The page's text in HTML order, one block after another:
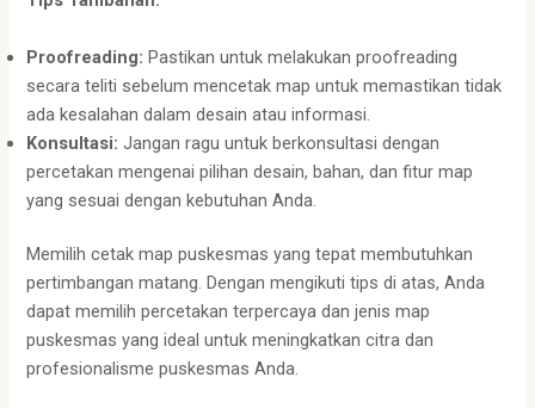
Proofreading: Pastikan untuk melakukan proofreading
secara teliti sebelum mencetak map untuk memastikan tidak
ada kesalahan dalam desain atau informasi.
Konsultasi: Jangan ragu untuk berkonsultasi dengan
percetakan mengenai pilihan desain, bahan, dan fitur map
yang sesuai dengan kebutuhan Anda.
Memilih cetak map puskesmas yang tepat membutuhkan
pertimbangan matang. Dengan mengikuti tips di atas, Anda
dapat memilih percetakan terpercaya dan jenis map
puskesmas yang ideal untuk meningkatkan citra dan
profesionalisme puskesmas Anda.